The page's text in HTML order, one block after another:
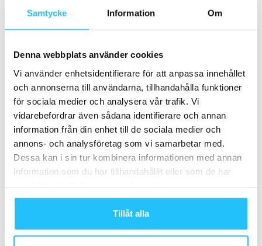
Samtycke Information Om
Denna webbplats använder cookies
Vi använder enhetsidentifierare för att anpassa innehållet
och annonserna till användarna, tillhandahålla funktioner
för sociala medier och analysera vår trafik. Vi
vidarebefordrar även sådana identifierare och annan
information från din enhet till de sociala medier och
annons- och analysföretag som vi samarbetar med.
Dessa kan i sin tur kombinera informationen med annan
information som du har tillhandahållit eller som de har
Tillåt alla
samarbete med Peloton
Peloton tar omtag – lanserar AI-
Samarbete
- Annons -
Gentler streak utsett till årets app till Apple